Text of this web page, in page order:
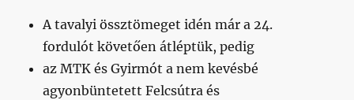
A tavalyi össztömeget idén már a 24.
fordulót követően átléptük, pedig
az MTK és Gyirmót a nem kevésbé
agyonbüntetett Felcsútra és